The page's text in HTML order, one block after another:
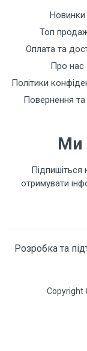
Новинки
Топ
Оплата та
Про нас
Політики
Повернення та
Ми
отримувати
Copyright
Розробка та